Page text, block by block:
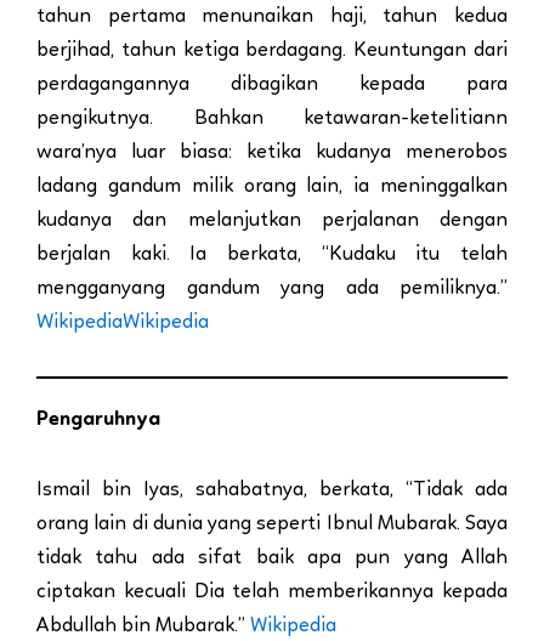
tahun pertama menunaikan haji, tahun kedua
berjihad, tahun ketiga berdagang. Keuntungan dari
perdagangannya dibagikan kepada para
pengikutnya. Bahkan ketawaran-ketelitiann
wara’nya luar biasa: ketika kudanya menerobos
ladang gandum milik orang lain, ia meninggalkan
kudanya dan melanjutkan perjalanan dengan
berjalan kaki. Ia berkata, “Kudaku itu telah
mengganyang gandum yang ada pemiliknya.”
WikipediaWikipedia
Pengaruhnya
Ismail bin Iyas, sahabatnya, berkata, “Tidak ada
orang lain di dunia yang seperti Ibnul Mubarak. Saya
tidak tahu ada sifat baik apa pun yang Allah
ciptakan kecuali Dia telah memberikannya kepada
Abdullah bin Mubarak.” Wikipedia